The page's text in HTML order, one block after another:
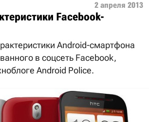
2 апреля 2013
Facebook-
Android-смартфона
в соцсеть Facebook,
Android Police.